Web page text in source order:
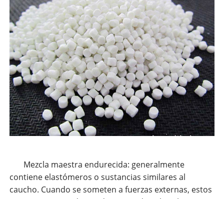
Mezcla maestra endurecida: generalmente
contiene elastómeros o sustancias similares al
caucho. Cuando se someten a fuerzas externas, estos